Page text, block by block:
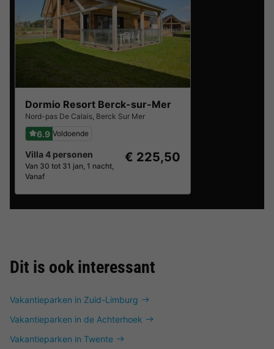
Dormio Resort Berck-sur-Mer
Nord-pas De Calais, Berck Sur Mer
6.9 Voldoende
Villa 4 personen
Van 30 tot 31 jan, 1 nacht,
Vanaf
€ 225,50
Dit is ook interessant
Vakantieparken in Zuid-Limburg
Vakantieparken in de Achterhoek
Vakantieparken in Twente